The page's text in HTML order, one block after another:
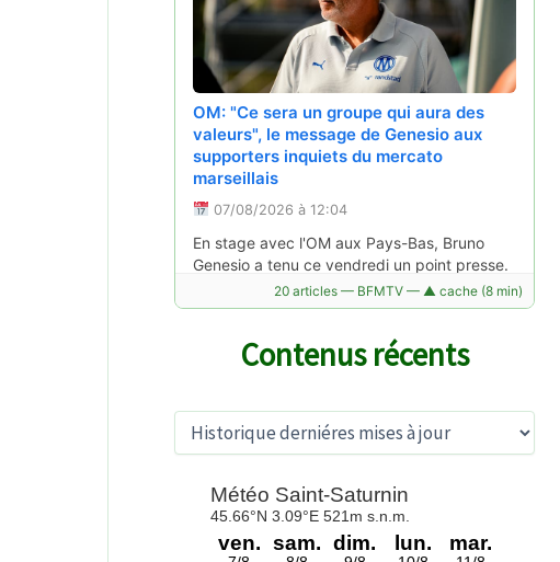
La ville de Beaumont ne veut pas voir un
Burger King s'installer
06/08/2026 à 05:31
Le maire de Beaumont s'oppose à
l'implantation d'un Burger King sur sa
commune, à proximité d'une voie verte. Il
craint des problèmes de pollution et de
circulation.
"On en vend une centaine par jour", la
OM: "Ce sera un groupe qui aura des
valeurs", le message de Genesio aux
supporters inquiets du mercato
marseillais
07/08/2026 à 12:04
En stage avec l'OM aux Pays-Bas, Bruno
Genesio a tenu ce vendredi un point presse.
Le nouveau technicien des Phocéens a tenu
à rassurer les supporters inquiets, alors que
Lire la suite →
20 articles — BFMTV — ▲ cache (8 min)
Contenus récents